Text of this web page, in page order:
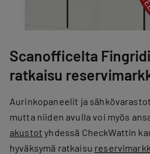
Scanofficelta
ratkaisu
Aurinkopaneelit ja
mutta niiden avulla voi myös
akustot yhdessä CheckWattin
hyväksymä ratkaisu